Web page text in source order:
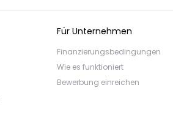
Für Unternehmen
Finanzierungsbedingungen
Wie es funktioniert
Bewerbung einreichen